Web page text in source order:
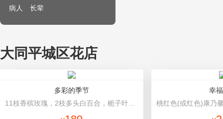
病人
长辈
大同平城区花店
多彩的季节
幸